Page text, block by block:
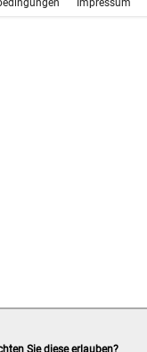
Sie diese erlauben?